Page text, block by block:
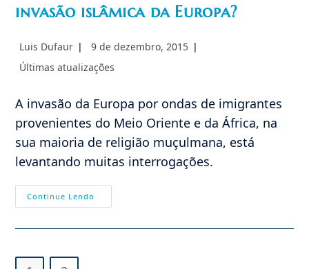
invasão islâmica da Europa?
Autor
post:
Luis Dufaur
Post
9 de dezembro, 2015
Categoria
Últimas atualizações
A invasão da Europa por ondas de imigrantes
provenientes do Meio Oriente e da África, na
sua maioria de religião muçulmana, está
levantando muitas interrogações.
Continue Lendo
O